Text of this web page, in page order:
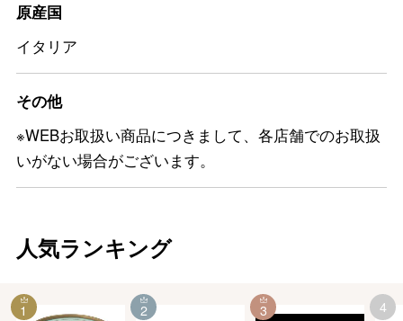
原産国
イタリア
その他
※WEBお取扱い商品につきまして、各店舗でのお取扱
いがない場合がございます。
人気ランキング
1 2 3 4